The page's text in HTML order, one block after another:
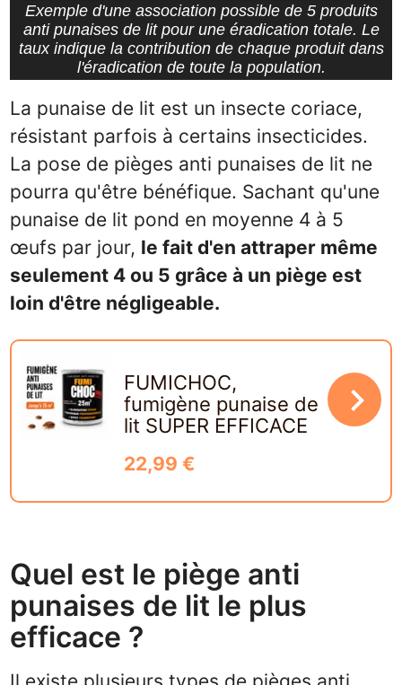
Exemple d'une association possible de 5 produits
anti punaises de lit pour une éradication totale. Le
taux indique la contribution de chaque produit dans
l'éradication de toute la population.
La punaise de lit est un insecte coriace,
résistant parfois à certains insecticides.
La pose de pièges anti punaises de lit ne
pourra qu'être bénéfique. Sachant qu'une
punaise de lit pond en moyenne 4 à 5
œufs par jour, le fait d'en attraper même
seulement 4 ou 5 grâce à un piège est
loin d'être négligeable.
FUMICHOC,
fumigène punaise de
lit SUPER EFFICACE
22,99 €
navigate_next
Quel est le piège anti
punaises de lit le plus
efficace ?